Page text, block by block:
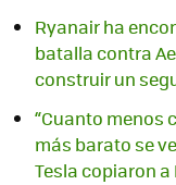
Ryanair ha
batalla contra
construir un
“Cuanto menos
más barato se
Tesla copiaron a